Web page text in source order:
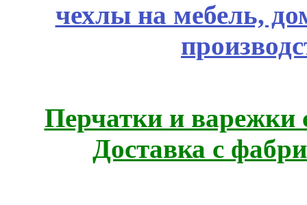
чехлы на мебель,
Перчатки и варежки
Доставка с